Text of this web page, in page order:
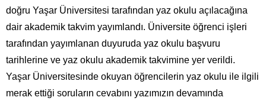
doğru Yaşar Üniversitesi tarafından yaz okulu açılacağına
dair akademik takvim yayımlandı. Üniversite öğrenci işleri
tarafından yayımlanan duyuruda yaz okulu başvuru
tarihlerine ve yaz okulu akademik takvimine yer verildi.
Yaşar Üniversitesinde okuyan öğrencilerin yaz okulu ile ilgili
merak ettiği soruların cevabını yazımızın devamında